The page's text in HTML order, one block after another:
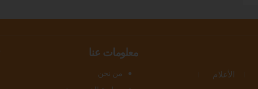
الأعلام
معلومات عنا
من نحن